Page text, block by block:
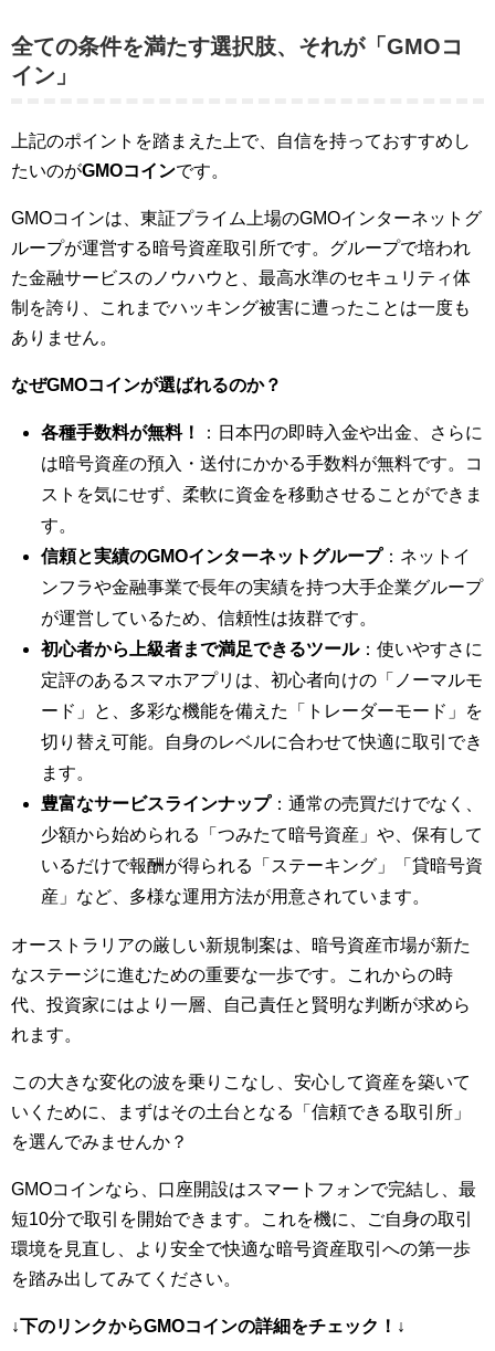
全ての条件を満たす選択肢、それが「GMOコ
イン」
上記のポイントを踏まえた上で、自信を持っておすすめし
たいのがGMOコインです。
GMOコインは、東証プライム上場のGMOインターネットグ
ループが運営する暗号資産取引所です。グループで培われ
た金融サービスのノウハウと、最高水準のセキュリティ体
制を誇り、これまでハッキング被害に遭ったことは一度も
ありません。
なぜGMOコインが選ばれるのか？
各種手数料が無料！
：日本円の即時入金や出金、さらに
は暗号資産の預入・送付にかかる手数料が無料です。コ
ストを気にせず、柔軟に資金を移動させることができま
す。
信頼と実績のGMOインターネットグループ：ネットイ
ンフラや金融事業で長年の実績を持つ大手企業グループ
が運営しているため、信頼性は抜群です。
初心者から上級者まで満足できるツール：使いやすさに
定評のあるスマホアプリは、初心者向けの「ノーマルモ
ード」と、多彩な機能を備えた「トレーダーモード」を
切り替え可能。自身のレベルに合わせて快適に取引でき
ます。
豊富なサービスラインナップ：通常の売買だけでなく、
少額から始められる「つみたて暗号資産」や、保有して
いるだけで報酬が得られる「ステーキング」「貸暗号資
産」など、多様な運用方法が用意されています。
オーストラリアの厳しい新規制案は、暗号資産市場が新た
なステージに進むための重要な一歩です。これからの時
代、投資家にはより一層、自己責任と賢明な判断が求めら
れます。
この大きな変化の波を乗りこなし、安心して資産を築いて
いくために、まずはその土台となる「信頼できる取引所」
を選んでみませんか？
GMOコインなら、口座開設はスマートフォンで完結し、最
短10分で取引を開始できます。これを機に、ご自身の取引
環境を見直し、より安全で快適な暗号資産取引への第一歩
を踏み出してみてください。
↓下のリンクからGMOコインの詳細をチェック！↓